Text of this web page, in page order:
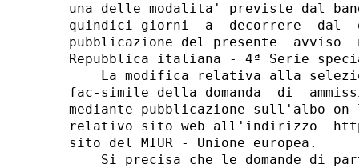
una delle modalita' previste dal
quindici giorni  a  decorrere  dal
pubblicazione del presente
Repubblica italiana - 4ª Serie
La modifica relativa alla
fac-simile della domanda  di
mediante pubblicazione sull'albo
relativo sito web all'indirizzo
sito del MIUR - Unione europea.
Si precisa che le domande di